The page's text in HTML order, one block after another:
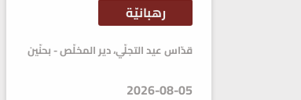
رهبانيّة
قدّاس عيد التجلّي، دير المخلّص - بحنّين
2026-08-05